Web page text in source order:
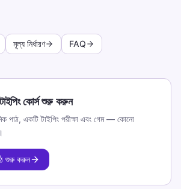
মূল্য নির্ধারণ FAQ
কোর্স শুরু করুন
পাঠ, একটি টাইপিং পরীক্ষা এবং গেম — কোনো
শুরু করুন